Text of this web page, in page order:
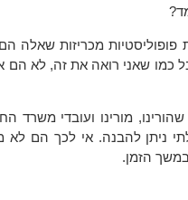
פופוליסטיות מכריזות שאלה
כמו שאני רואה את זה, לא הם
מורינו ועובדי משרד
ניתן להבנה. אי לכך הם לא
הזמן.